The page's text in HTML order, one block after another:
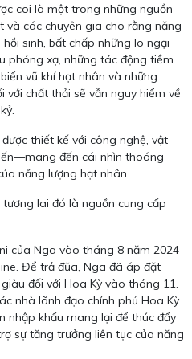
coi là một trong những nguồn
và các chuyên gia cho rằng năng
sinh, bất chấp những lo ngại
phóng xạ, những tác động tiềm
vũ khí hạt nhân và những
chất thải sẽ vẫn nguy hiểm về
thiết kế với công nghệ, vật
đến cái nhìn thoáng
năng lượng hạt nhân.
lai đó là nguồn cung cấp
của Nga vào tháng 8 năm 2024
Để trả đũa, Nga đã áp đặt
đối với Hoa Kỳ vào tháng 11.
nhà lãnh đạo chính phủ Hoa Kỳ
nhập khẩu mang lại để thúc đẩy
sự tăng trưởng liên tục của năng